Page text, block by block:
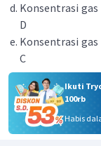
Konsentrasi
D
Konsentrasi
C
Ikuti
100rb
Habis